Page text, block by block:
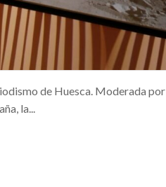
de Huesca. Moderada por
la...